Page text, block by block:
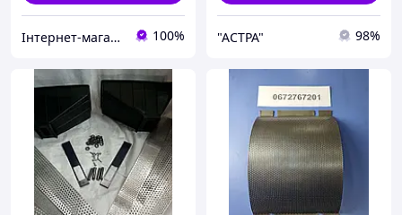
Інтернет-магазин "ПрофіРезак" 100% "AСТРА" 98%